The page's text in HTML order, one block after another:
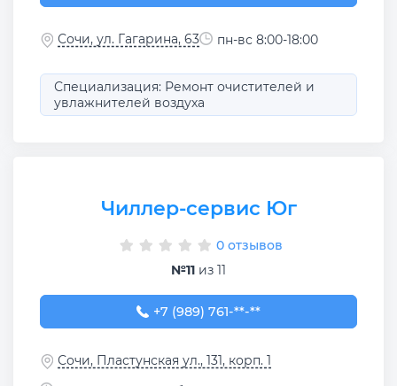
Сочи, ул. Гагарина, 63 пн-вс 8:00-18:00
Специализация: Ремонт очистителей и
увлажнителей воздуха
Чиллер-сервис Юг
0 отзывов
№11 из 11
+7 (989) 761-72-74
+7 (989) 761-**-**
Сочи, Пластунская ул., 131, корп. 1